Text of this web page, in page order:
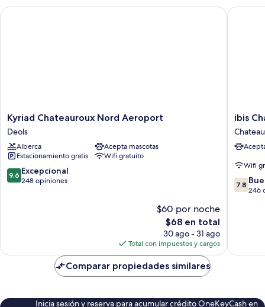
Kyriad
Chateauroux
Nord
Aeroport
Deols
Kyriad Chateauroux Nord Aeroport
Deols
Alberca
Acepta mascotas
Estacionamiento gratis
Wifi gratuito
9.6
de
9.6 Excepcional
248 opiniones
$60 por noche
El
precio
actual
es
de
$68
$68 en total
30 ago - 31 ago
Total con impuestos y cargos
Kyriad Chateauroux Nord Aeroport
ibis
ibis
Wifi
7.8
de
7.8
246
ibis
Comparar propiedades similares
Inicia sesión y reserva para acumular crédito OneKeyCash en